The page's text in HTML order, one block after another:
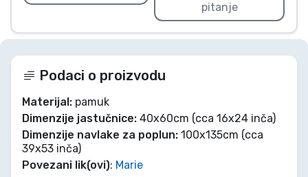
pitanje
Podaci o proizvodu
Materijal: pamuk
Dimenzije jastučnice: 40x60cm (cca 16x24 inča)
Dimenzije navlake za poplun: 100x135cm (cca
39x53 inča)
Povezani lik(ovi): Marie